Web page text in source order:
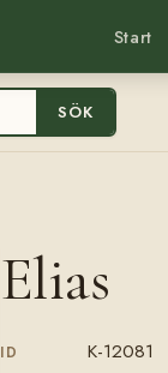
Start
SÖK
Elias
ID K-12081